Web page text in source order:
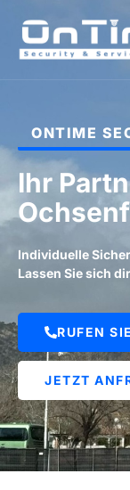
ONTIME
Ihr
Individuelle
Lassen Sie sich
RUFEN
JETZT